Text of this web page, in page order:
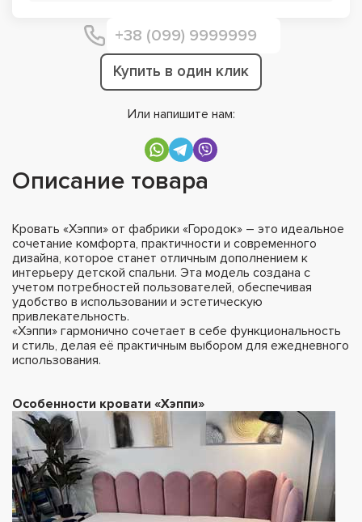
Купить в один клик
Или напишите нам:
Описание товара
Кровать «Хэппи» от фабрики «Городок» – это идеальное
сочетание комфорта, практичности и современного
дизайна, которое станет отличным дополнением к
интерьеру детской спальни. Эта модель создана с
учетом потребностей пользователей, обеспечивая
удобство в использовании и эстетическую
привлекательность.
«Хэппи» гармонично сочетает в себе функциональность
и стиль, делая её практичным выбором для ежедневного
использования.
Особенности кровати «Хэппи»